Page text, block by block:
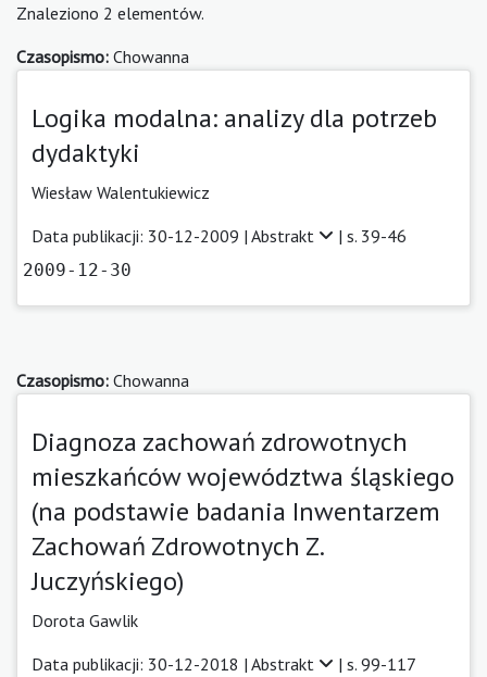
Znaleziono 2 elementów.
Czasopismo: Chowanna
Logika modalna: analizy dla potrzeb
dydaktyki
Wiesław Walentukiewicz
Data publikacji: 30-12-2009 | Abstrakt | s. 39-46
2009-12-30
Czasopismo: Chowanna
Diagnoza zachowań zdrowotnych
mieszkańców województwa śląskiego
(na podstawie badania Inwentarzem
Zachowań Zdrowotnych Z.
Juczyńskiego)
Dorota Gawlik
Data publikacji: 30-12-2018 | Abstrakt | s. 99-117